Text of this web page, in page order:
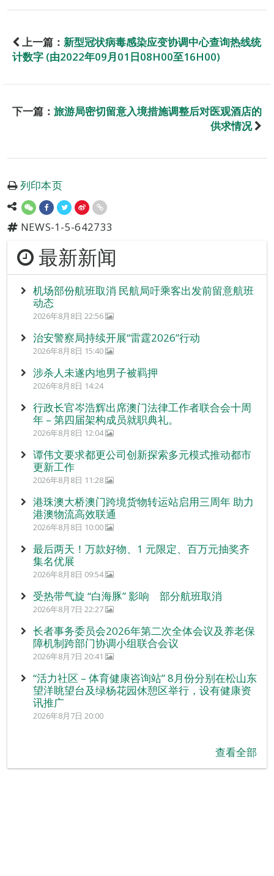
上一篇： 新型冠状病毒感染应变协调中心查询热线统
计数字 (由2022年09月01日08H00至16H00)
下一篇： 旅游局密切留意入境措施调整后对医观酒店的
供求情况
列印本页
NEWS-1-5-642733
最新新闻
机场部份航班取消 民航局吁乘客出发前留意航班
动态
2026年8月8日 22:56
治安警察局持续开展“雷霆2026”行动
2026年8月8日 15:40
涉杀人未遂内地男子被羁押
2026年8月8日 14:24
行政长官岑浩辉出席澳门法律工作者联合会十周
年 – 第四届架构成员就职典礼。
2026年8月8日 12:04
谭伟文要求都更公司创新探索多元模式推动都市
更新工作
2026年8月8日 11:28
港珠澳大桥澳门跨境货物转运站启用三周年 助力
港澳物流高效联通
2026年8月8日 10:00
最后两天！万款好物、1 元限定、百万元抽奖齐
集名优展
2026年8月8日 09:54
受热带气旋 “白海豚” 影响 部分航班取消
2026年8月7日 22:27
长者事务委员会2026年第二次全体会议及养老保
障机制跨部门协调小组联合会议
2026年8月7日 20:41
“活力社区 – 体育健康咨询站” 8月份分别在松山东
望洋眺望台及绿杨花园休憩区举行，设有健康资
讯推广
2026年8月7日 20:00
查看全部